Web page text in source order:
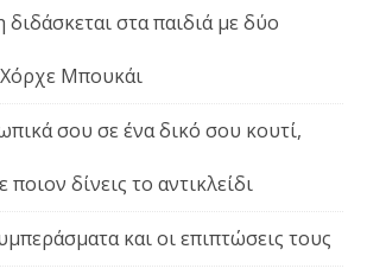
στα παιδιά με δύο
Μπουκάι
σου σε ένα δικό σου κουτί,
δίνεις το αντικλείδι
και οι επιπτώσεις τους